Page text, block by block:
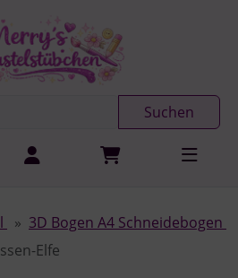
Suchen
3D Bogen A4 Schneidebogen
Elfe